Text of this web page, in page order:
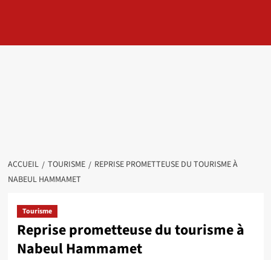
ACCUEIL TOURISME
REPRISE PROMETTEUSE DU TOURISME À
NABEUL HAMMAMET
Tourisme
Reprise prometteuse du tourisme à
Nabeul Hammamet